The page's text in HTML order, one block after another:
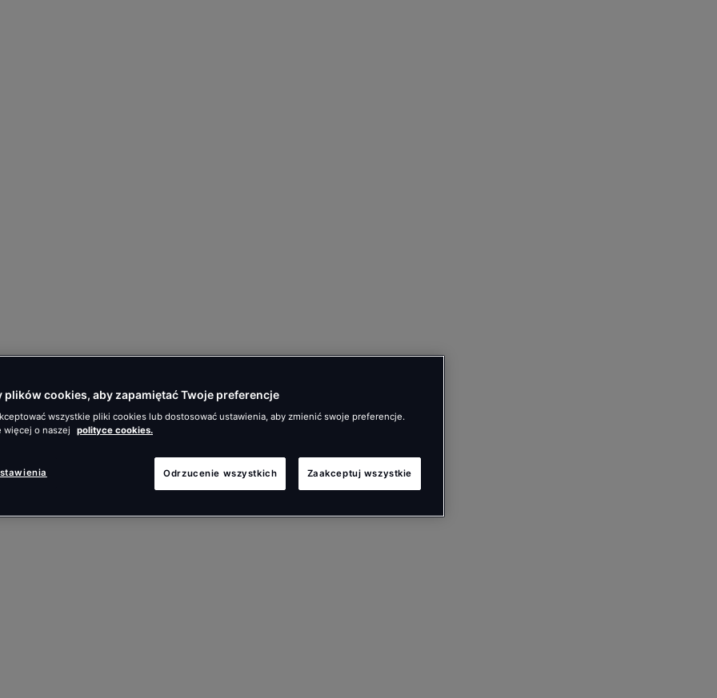
plików cookies, aby zapamiętać Twoje preferencje
wszystkie pliki cookies lub dostosować ustawienia, aby zmienić swoje preferencje.
więcej o naszej
polityce cookies.
Odrzucenie wszystkich Zaakceptuj wszystkie